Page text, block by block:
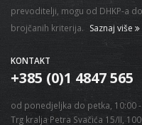
prevoditelji, mogu od DHKP-a
brojčanih kriterija.
Saznaj više
KONTAKT
+385 (0)1 4847 565
od ponedjeljka do petka, 10:00
Trg kralja Petra Svačića 15/II,